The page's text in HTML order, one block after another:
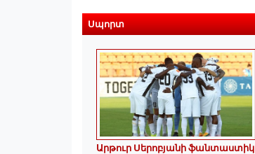
Սպորտ
Արթուր Սերոբյանի ֆանտաստիկ